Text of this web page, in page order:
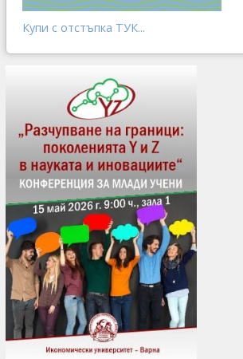
Купи с отстъпка ТУК...